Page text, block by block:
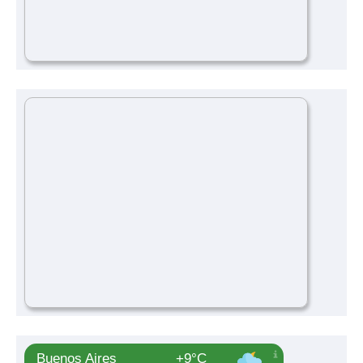
Buenos Aires +9°C